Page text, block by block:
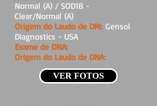
Normal (A) / SOD1B -
Clear/Normal (A)
Origem do Laudo de DM: Gensol
Diagnostics - USA
Exame de DNA:
Origem do Laudo de DNA:
VER FOTOS